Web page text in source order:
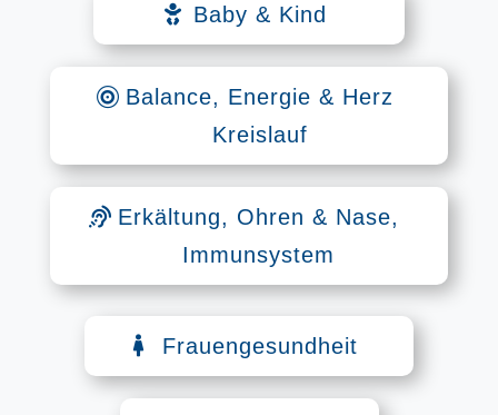
Baby & Kind
Balance, Energie & Herz
Kreislauf
Erkältung, Ohren & Nase,
Immunsystem
Frauengesundheit